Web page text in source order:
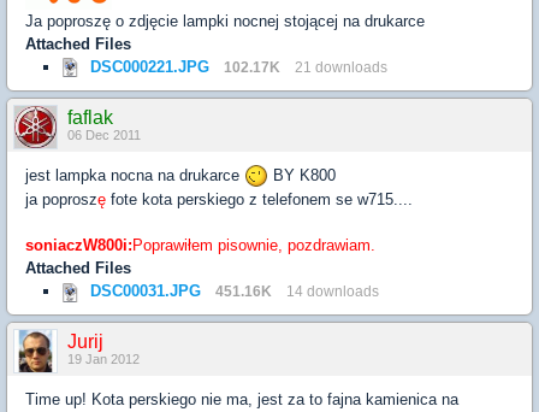
Ja poproszę o zdjęcie lampki nocnej stojącej na drukarce
Attached Files
DSC000221.JPG
102.17K 21 downloads
faflak
06 Dec 2011
jest lampka nocna na drukarce
BY K800
ja poproszę fote kota perskiego z telefonem se w715....
soniaczW800i: Poprawiłem pisownie, pozdrawiam.
Attached Files
DSC00031.JPG
451.16K 14 downloads
Jurij
19 Jan 2012
Time up! Kota perskiego nie ma, jest za to fajna kamienica na